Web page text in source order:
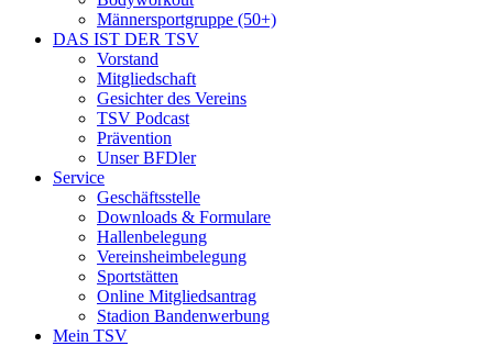
Männersportgruppe (50+)
DAS IST DER TSV
Vorstand
Mitgliedschaft
Gesichter des Vereins
TSV Podcast
Prävention
Unser BFDler
Service
Geschäftsstelle
Downloads & Formulare
Hallenbelegung
Vereinsheimbelegung
Sportstätten
Online Mitgliedsantrag
Stadion Bandenwerbung
Mein TSV